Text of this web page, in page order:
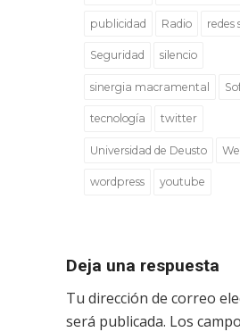
publicidad Radio redes
Seguridad silencio
sinergia macramental
tecnología twitter
Universidad de Deusto
wordpress youtube
Deja una respuesta
Tu dirección de correo
será publicada. Los